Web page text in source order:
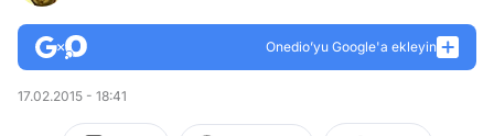
Onedio’yu Google'a ekleyin
17.02.2015 - 18:41